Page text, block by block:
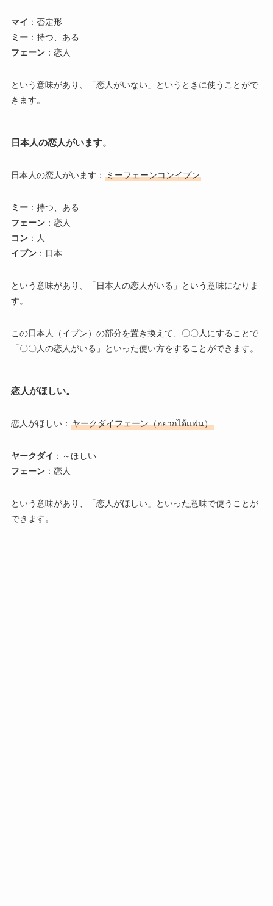
マイ ：否定形
ミー：持つ、ある
フェーン：恋人
という意味があり、「恋人がいない」というときに使うことがで
きます。
日本人の恋人がいます。
日本人の恋人がいます： ミーフェーンコンイプン
ミー：持つ、ある
フェーン：恋人
コン：人
イプン：日本
という意味があり、「日本人の恋人がいる」という意味になりま
す。
この日本人（イプン）の部分を置き換えて、〇〇人にすることで
「〇〇人の恋人がいる」といった使い方をすることができます。
恋人がほしい。
恋人がほしい： ヤークダイフェーン（อยากได้แฟน）
ヤークダイ ：～ほしい
フェーン：恋人
という意味があり、「恋人がほしい」といった意味で使うことが
できます。